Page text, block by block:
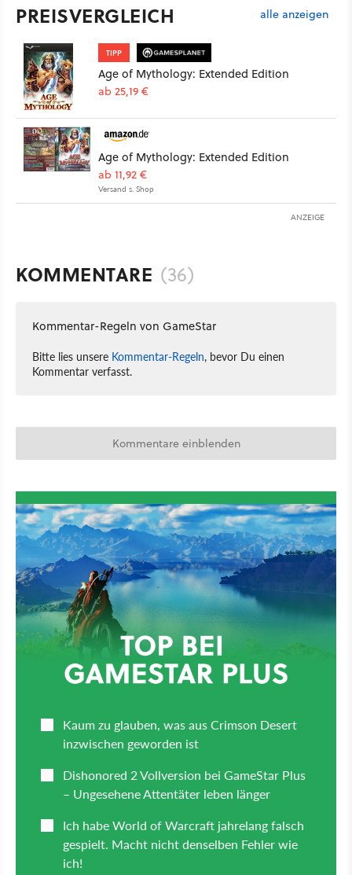
PREISVERGLEICH alle anzeigen
TIPP
Age of Mythology: Extended Edition
ab 25,19 €
Age of Mythology: Extended Edition
ab 11,92 €
Versand s. Shop
ANZEIGE
KOMMENTARE (36)
Kommentar-Regeln von GameStar
Bitte lies unsere Kommentar-Regeln, bevor Du einen
Kommentar verfasst.
Kommentare einblenden